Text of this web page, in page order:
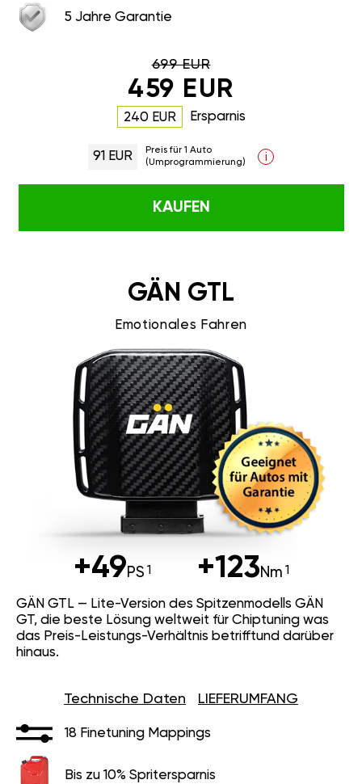
5 Jahre Garantie
699 EUR
459 EUR
240 EUR Ersparnis
91 EUR
Preis für 1 Auto
(Umprogrammierung)
i
KAUFEN
GÄN GTL
Emotionales Fahren
+49PS +123Nm
GÄN GTL — Lite-Version des Spitzenmodells GÄN
GT, die beste Lösung weltweit für Chiptuning was
das Preis-Leistungs-Verhältnis betrifftund darüber
hinaus.
Technische Daten LIEFERUMFANG
18 Finetuning Mappings
Bis zu 10% Spritersparnis